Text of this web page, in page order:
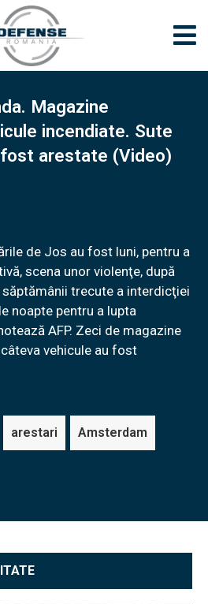
Magazine
incendiate. Sute
arestate (Video)
de Jos au fost luni, pentru a
scena unor violenţe, după
trecute a interdicţiei
noapte pentru a lupta
AFP. Zeci de magazine
vehicule au fost
arestari Amsterdam